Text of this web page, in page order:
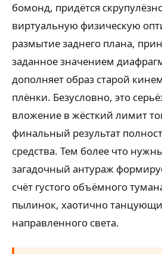
бомонд, придётся
виртуальную физическую
размытие заднего плана,
заданное значением
дополняет образ старой
плёнки. Безусловно, это
вложение в жёсткий лимит
финальный результат
средства. Тем более что
загадочный антураж
счёт густого объёмного
пылинок, хаотично
направленного света.